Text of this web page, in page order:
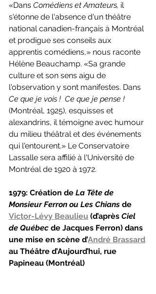
«Dans Comédiens et Amateurs, il
s'étonne de l'absence d'un théâtre
national canadien-français à Montréal
et prodigue ses conseils aux
apprentis comédiens,» nous raconte
Hélène Beauchamp. «Sa grande
culture et son sens aigu de
l'observation y sont manifestes. Dans
Ce que je vois !  Ce que je pense !
(Montréal, 1925), esquisses et
alexandrins, il témoigne avec humour
du milieu théâtral et des événements
qui l'entourent.» Le Conservatoire
Lassalle sera affilié à l'Université de
Montréal de 1920 à 1972.
1979: Création de La Tête de
Monsieur Ferron ou Les Chians de
Victor-Lévy Beaulieu (d’après Ciel
de Québec de Jacques Ferron) dans
une mise en scène d’André Brassard
au Théâtre d’Aujourd’hui, rue
Papineau (Montréal)